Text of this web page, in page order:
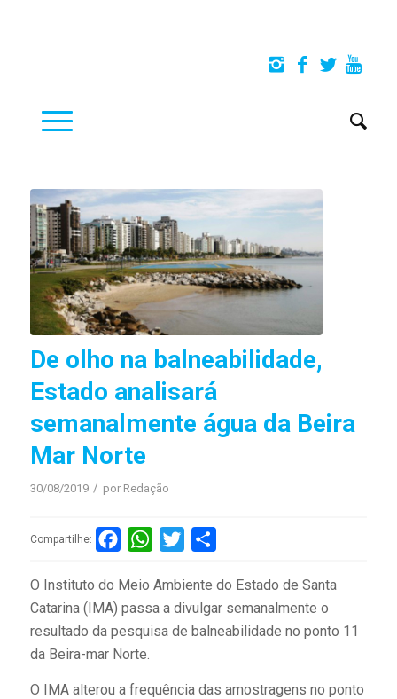
De olho na balneabilidade,
Estado analisará
semanalmente água da Beira
Mar Norte
30/08/2019 / por Redação
Compartilhe: FacebookWhatsApp
Twitter
O Instituto do Meio Ambiente do Estado de Santa
Catarina (IMA) passa a divulgar semanalmente o
resultado da pesquisa de balneabilidade no ponto 11
da Beira-mar Norte.
O IMA alterou a frequência das amostragens no ponto